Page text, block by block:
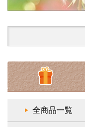
全商品一覧